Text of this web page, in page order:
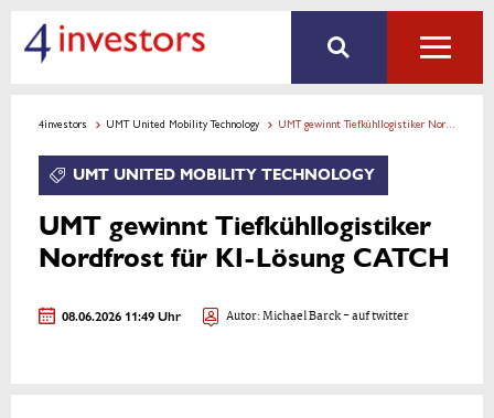
4investors UMT United Mobility Technology UMT gewinnt Tiefkühllogistiker Nordfrost für KI-Lösung CATCH
UMT UNITED MOBILITY TECHNOLOGY
UMT gewinnt Tiefkühllogistiker
Nordfrost für KI-Lösung CATCH
08.06.2026 11:49 Uhr Autor:Michael Barck- auf twitter